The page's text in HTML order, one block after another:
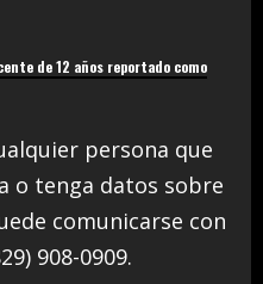
de 12 años reportado como
persona que
o tenga datos sobre
comunicarse con
908-0909.